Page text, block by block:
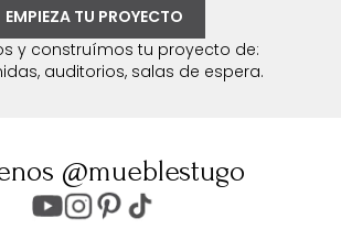
EMPIEZA TU PROYECTO
y construímos tu proyecto de:
auditorios, salas de espera.
@mueblestugo